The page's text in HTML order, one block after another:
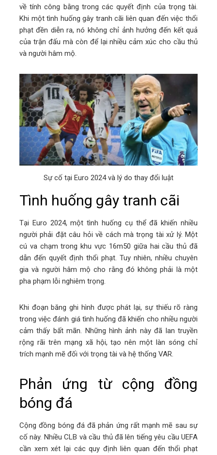
về tính công bằng trong các quyết định của trọng tài.
Khi một tình huống gây tranh cãi liên quan đến việc thổi
phạt đền diễn ra, nó không chỉ ảnh hưởng đến kết quả
của trận đấu mà còn để lại nhiều cảm xúc cho cầu thủ
và người hâm mộ.
Sự cố tại Euro 2024 và lý do thay đổi luật
Tình huống gây tranh cãi
Tại Euro 2024, một tình huống cụ thể đã khiến nhiều
người phải đặt câu hỏi về cách mà trọng tài xử lý. Một
cú va chạm trong khu vực 16m50 giữa hai cầu thủ đã
dẫn đến quyết định thổi phạt. Tuy nhiên, nhiều chuyên
gia và người hâm mộ cho rằng đó không phải là một
pha phạm lỗi nghiêm trọng.
Khi đoạn băng ghi hình được phát lại, sự thiếu rõ ràng
trong việc đánh giá tình huống đã khiến cho nhiều người
cảm thấy bất mãn. Những hình ảnh này đã lan truyền
rộng rãi trên mạng xã hội, tạo nên một làn sóng chỉ
trích mạnh mẽ đối với trọng tài và hệ thống VAR.
Phản ứng từ cộng đồng
bóng đá
Cộng đồng bóng đá đã phản ứng rất mạnh mẽ sau sự
cố này. Nhiều CLB và cầu thủ đã lên tiếng yêu cầu UEFA
cần xem xét lại các quy định liên quan đến thổi phạt